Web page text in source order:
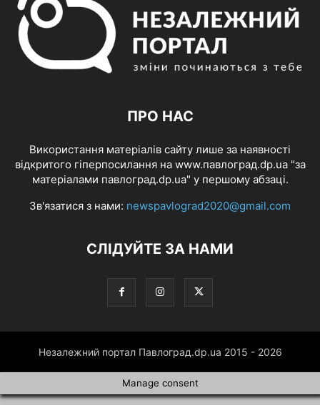
ПРО НАС
Використання матеріалів сайту лише за наявності
відкритого гіперпосилання на www.павлоград.dp.ua "за
матеріалами павлоград.dp.ua" у першому абзаці.
Зв'язатися з нами: newspavlograd2020@gmail.com
СЛІДУЙТЕ ЗА НАМИ
Незалежний портал Павлоград.dp.ua 2015 - 2026
Manage consent